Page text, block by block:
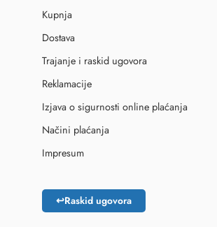
Kupnja
Dostava
Trajanje i raskid ugovora
Reklamacije
Izjava o sigurnosti online plaćanja
Načini plaćanja
Impresum
↩Raskid ugovora